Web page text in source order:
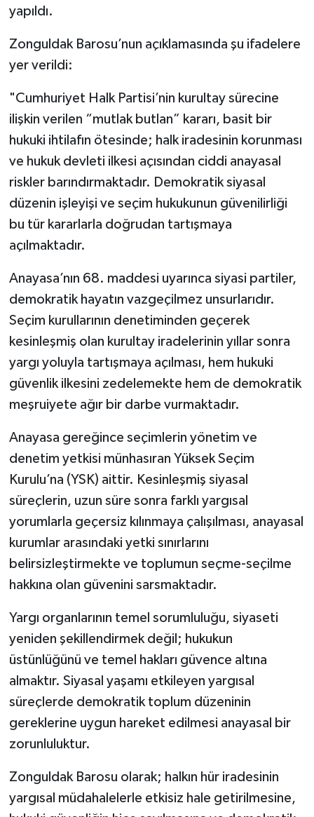
yapıldı.
Zonguldak Barosu’nun açıklamasında şu ifadelere
yer verildi:
"Cumhuriyet Halk Partisi’nin kurultay sürecine
ilişkin verilen “mutlak butlan” kararı, basit bir
hukuki ihtilafın ötesinde; halk iradesinin korunması
ve hukuk devleti ilkesi açısından ciddi anayasal
riskler barındırmaktadır. Demokratik siyasal
düzenin işleyişi ve seçim hukukunun güvenilirliği
bu tür kararlarla doğrudan tartışmaya
açılmaktadır.
Anayasa’nın 68. maddesi uyarınca siyasi partiler,
demokratik hayatın vazgeçilmez unsurlarıdır.
Seçim kurullarının denetiminden geçerek
kesinleşmiş olan kurultay iradelerinin yıllar sonra
yargı yoluyla tartışmaya açılması, hem hukuki
güvenlik ilkesini zedelemekte hem de demokratik
meşruiyete ağır bir darbe vurmaktadır.
Anayasa gereğince seçimlerin yönetim ve
denetim yetkisi münhasıran Yüksek Seçim
Kurulu’na (YSK) aittir. Kesinleşmiş siyasal
süreçlerin, uzun süre sonra farklı yargısal
yorumlarla geçersiz kılınmaya çalışılması, anayasal
kurumlar arasındaki yetki sınırlarını
belirsizleştirmekte ve toplumun seçme-seçilme
hakkına olan güvenini sarsmaktadır.
Yargı organlarının temel sorumluluğu, siyaseti
yeniden şekillendirmek değil; hukukun
üstünlüğünü ve temel hakları güvence altına
almaktır. Siyasal yaşamı etkileyen yargısal
süreçlerde demokratik toplum düzeninin
gereklerine uygun hareket edilmesi anayasal bir
zorunluluktur.
Zonguldak Barosu olarak; halkın hür iradesinin
yargısal müdahalelerle etkisiz hale getirilmesine,